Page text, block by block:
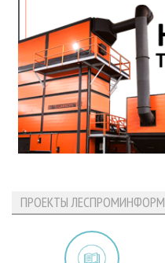
ПРОЕКТЫ ЛЕСПРОМИНФОРМ